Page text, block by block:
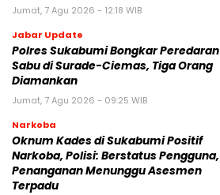
Jumat, 7 Agu 2026 - 12:18 WIB
Jabar Update
Polres Sukabumi Bongkar Peredaran
Sabu di Surade-Ciemas, Tiga Orang
Diamankan
Jumat, 7 Agu 2026 - 09:25 WIB
Narkoba
Oknum Kades di Sukabumi Positif
Narkoba, Polisi: Berstatus Pengguna,
Penanganan Menunggu Asesmen
Terpadu